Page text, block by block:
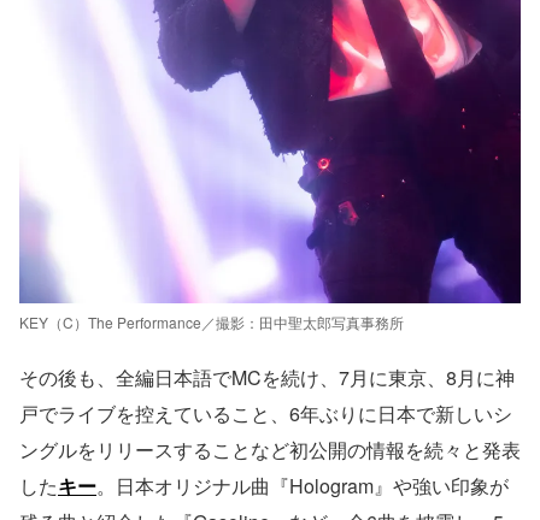
KEY（C）The Performance／撮影：田中聖太郎写真事務所
その後も、全編日本語でMCを続け、7月に東京、8月に神
戸でライブを控えていること、6年ぶりに日本で新しいシ
ングルをリリースすることなど初公開の情報を続々と発表
したキー。日本オリジナル曲『Hologram』や強い印象が